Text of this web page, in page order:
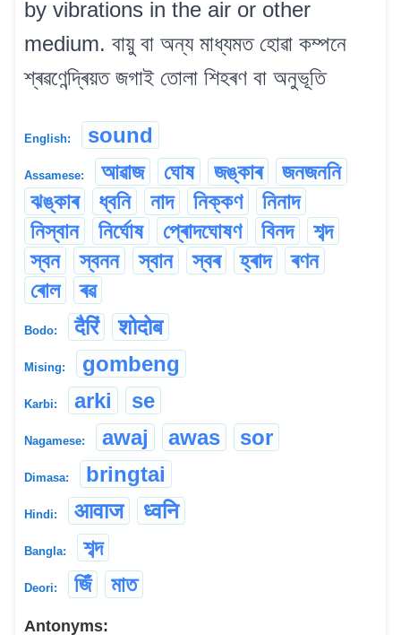
by vibrations in the air or other
medium. বায়ু বা অন্য মাধ্যমত হোৱা কম্পনে
শ্ৰৱণেন্দ্ৰিয়ত জগাই তোলা শিহৰণ বা অনুভূতি
English: sound
Assamese: আৱাজ ঘোষ জঙ্কাৰ
জনজননি
ঝঙ্কাৰ
ধ্বনি নাদ নিক্কণ
নিনাদ
নিস্বান
নিৰ্ঘোষ প্ৰোদঘোষণ বিনদ
শব্দ
স্বন
স্বনন স্বান স্বৰ হ্ৰাদ
ৰণন
ৰোল
ৰৱ
Bodo: दैरिं शोदोब
Mising: gombeng
Karbi: arki se
Nagamese: awaj awas sor
Dimasa: bringtai
Hindi: आवाज ध्वनि
Bangla: শব্দ
Deori: জিঁ মাত
Antonyms: